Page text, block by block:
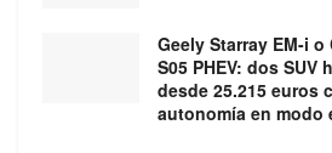
Geely Starray EM-i
S05 PHEV: dos
desde 25.215 euros
autonomía en modo